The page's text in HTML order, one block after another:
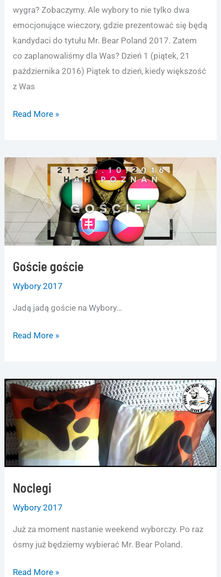
wygra? Zobaczymy. Ale wybory to nie tylko dwa
emocjonujące wieczory, gdzie prezentować się będą
kandydaci do tytułu Mr. Bear Poland 2017. Zatem
co zaplanowaliśmy dla Was? Dzień 1 (piątek, 21
października 2016) Piątek to dzień, kiedy większość
z Was
Co
kiedy
w
szczegółach!
Read More »
Goście goście
Wybory 2017
Jadą jadą goście na Wybory…
Goście
Read More »
Noclegi
Wybory 2017
Już za moment nastanie weekend wyborczy. Po raz
ósmy już będziemy wybierać Mr. Bear Poland.
Noclegi
Read More »